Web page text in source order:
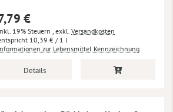
€
19% Steuern , exkl. Versandkosten
10,39 € / 1 l
zur Lebensmittel Kennzeichnung
Details